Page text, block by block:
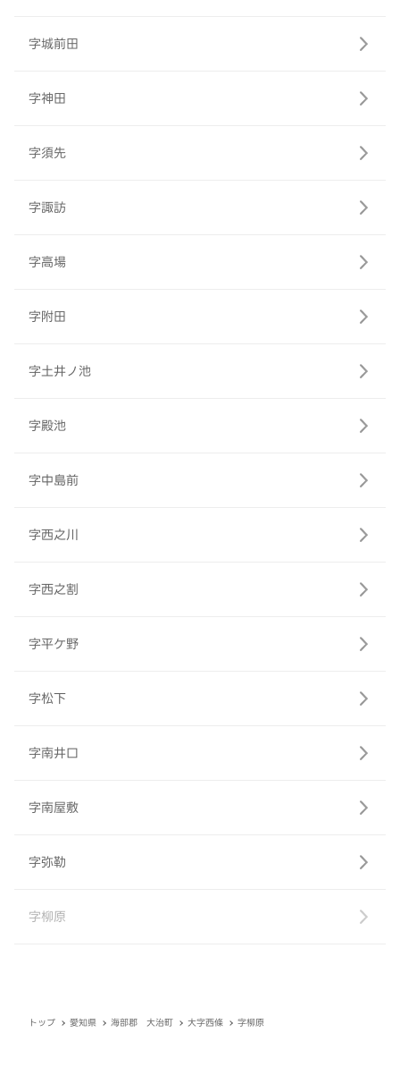
字城前田
字神田
字須先
字諏訪
字高場
字附田
字土井ノ池
字殿池
字中島前
字西之川
字西之割
字平ケ野
字松下
字南井口
字南屋敷
字弥勒
字柳原
トップ 愛知県 海部郡 大治町 大字西條 字柳原